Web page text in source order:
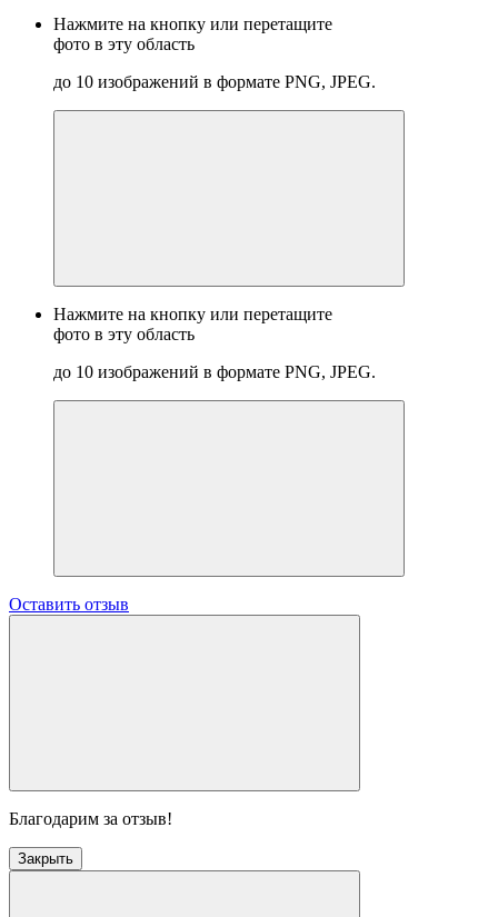
Нажмите на кнопку или перетащите
фото в эту область
до 10 изображений в формате PNG, JPEG.
Нажмите на кнопку или перетащите
фото в эту область
до 10 изображений в формате PNG, JPEG.
Оставить отзыв
Благодарим за отзыв!
Закрыть